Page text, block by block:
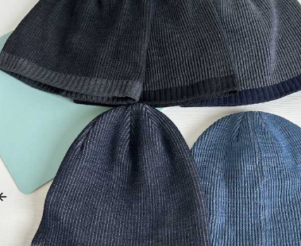
Previous slide